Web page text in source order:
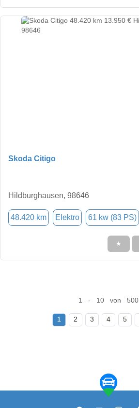
Skoda Citigo
Hildburghausen, 98646
48.420 km Elektro 61 kw (83 PS)
★
1 - 10 von 500
1 2 3 4 5